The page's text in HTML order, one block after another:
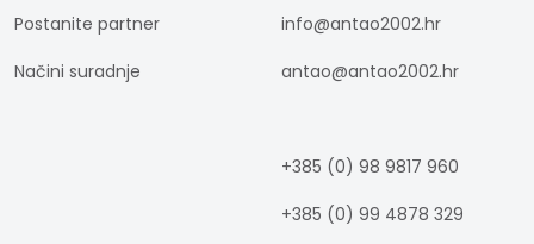
Postanite partner
Načini suradnje
info@antao2002.hr
antao@antao2002.hr
+385 (0) 98 9817 960
+385 (0) 99 4878 329